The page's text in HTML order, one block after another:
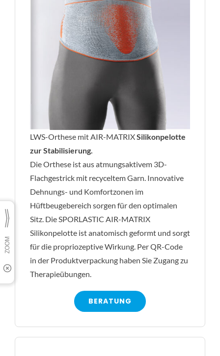
LWS-Orthese mit AIR-MATRIXSilikonpelotte
zur Stabilisierung.
Die Orthese ist aus atmungsaktivem 3D-
Flachgestrick mit recyceltem Garn. Innovative
Dehnungs- und Komfortzonen im
Hüftbeugebereich sorgen für den optimalen
Sitz. Die SPORLASTIC AIR-MATRIX
Silikonpelotte ist anatomisch geformt und sorgt
für die propriozeptive Wirkung. Per QR-Code
in der Produktverpackung haben Sie Zugang zu
Therapieübungen.
BERATUNG